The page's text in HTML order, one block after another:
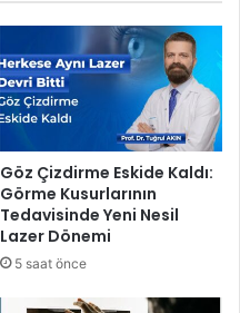
Göz Çizdirme Eskide Kaldı:
Görme Kusurlarının
Tedavisinde Yeni Nesil
Lazer Dönemi
5 saat önce